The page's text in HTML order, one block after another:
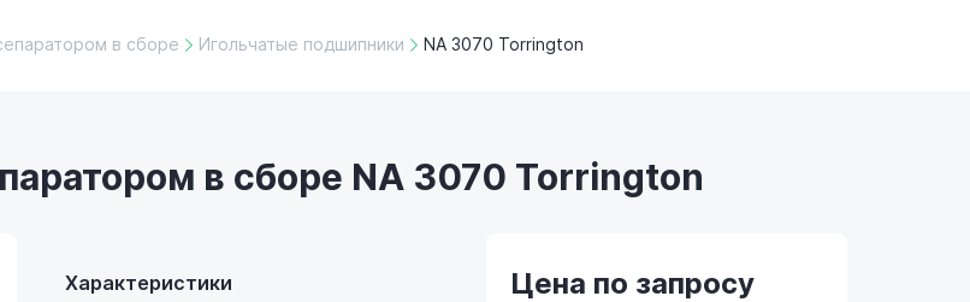
в сборе Игольчатые подшипники NA 3070 Torrington
в сборе NA 3070 Torrington
Характеристики Цена по запросу